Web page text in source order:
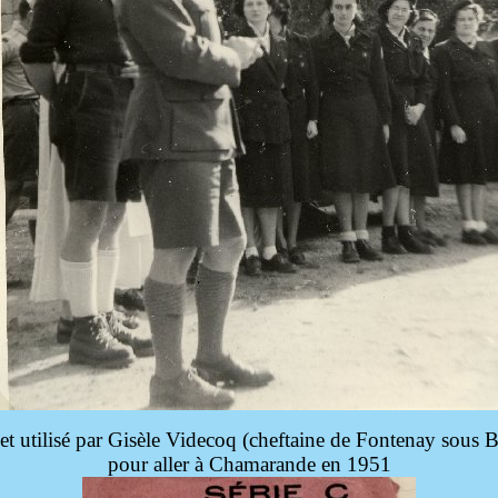
utilisé par Gisèle Videcoq (cheftaine de Fontenay sous
pour aller à Chamarande en 1951